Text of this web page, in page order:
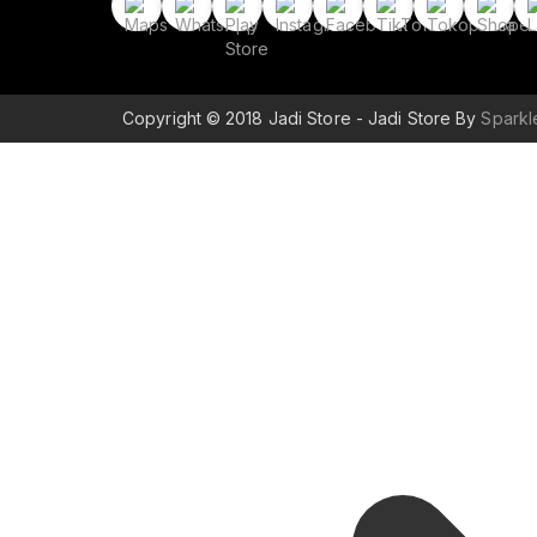
Copyright © 2018 Jadi Store - Jadi Store By